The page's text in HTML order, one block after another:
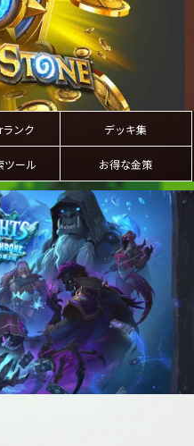
ンク デッキ集
ツール お得な金策